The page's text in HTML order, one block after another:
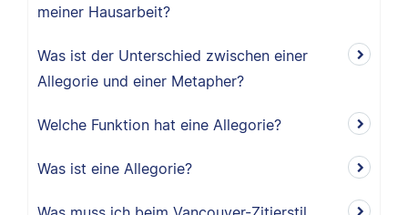
meiner Hausarbeit?
Was ist der Unterschied zwischen einer
Allegorie und einer Metapher?
Welche Funktion hat eine Allegorie?
Was ist eine Allegorie?